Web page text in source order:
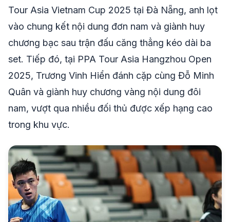
Tour Asia Vietnam Cup 2025 tại Đà Nẵng, anh lọt
vào chung kết nội dung đơn nam và giành huy
chương bạc sau trận đấu căng thẳng kéo dài ba
set. Tiếp đó, tại PPA Tour Asia Hangzhou Open
2025, Trương Vinh Hiển đánh cặp cùng Đỗ Minh
Quân và giành huy chương vàng nội dung đôi
nam, vượt qua nhiều đối thủ được xếp hạng cao
trong khu vực.